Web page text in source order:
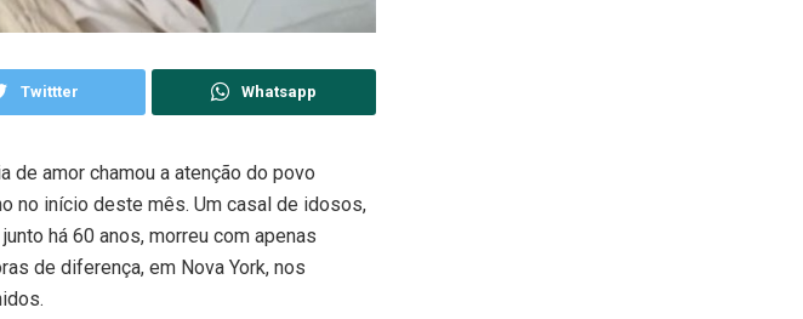
Twittter Whatsapp
de amor chamou a atenção do povo
no início deste mês. Um casal de idosos,
há 60 anos, morreu com apenas
de diferença, em Nova York, nos